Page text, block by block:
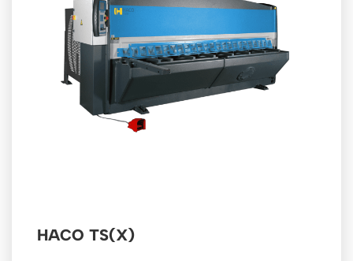
HACO TS(X)